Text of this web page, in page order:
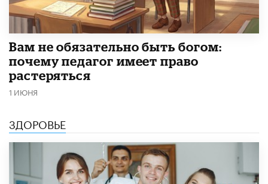
​Вам не обязательно быть богом:
почему педагог имеет право
растеряться
1 ИЮНЯ
ЗДОРОВЬЕ